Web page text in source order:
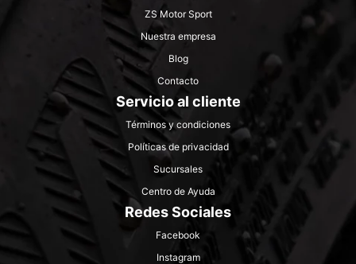
ZS Motor Sport
Nuestra empresa
Blog
Contacto
Servicio al cliente
Términos y condiciones
Políticas de privacidad
Sucursales
Centro de Ayuda
Redes Sociales
Facebook
Instagram